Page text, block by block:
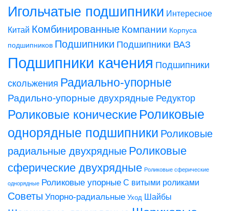
Игольчатые подшипники Интересное
Китай Комбинированные Компании Корпуса
подшипников Подшипники Подшипники ВАЗ
Подшипники качения Подшипники
скольжения Радиально-упорные
Радильно-упорные двухрядные Редуктор
Роликовые конические Роликовые
однорядные подшипники Роликовые
радиальные двухрядные Роликовые
сферические двухрядные Роликовые сферические
однорядные Роликовые упорные С витыми роликами
Советы Упорно-радиальные Уход Шайбы